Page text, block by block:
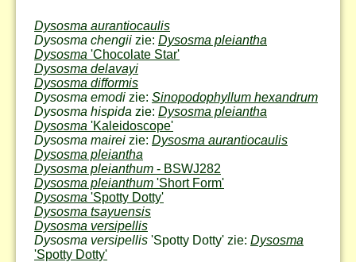
Dysosma aurantiocaulis
Dysosma chengii zie: Dysosma pleiantha
Dysosma 'Chocolate Star'
Dysosma delavayi
Dysosma difformis
Dysosma emodi zie: Sinopodophyllum hexandrum
Dysosma hispida zie: Dysosma pleiantha
Dysosma 'Kaleidoscope'
Dysosma mairei zie: Dysosma aurantiocaulis
Dysosma pleiantha
Dysosma pleianthum - BSWJ282
Dysosma pleianthum 'Short Form'
Dysosma 'Spotty Dotty'
Dysosma tsayuensis
Dysosma versipellis
Dysosma versipellis 'Spotty Dotty' zie: Dysosma
'Spotty Dotty'